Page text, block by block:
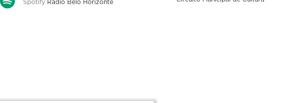
Spotify Rádio Belo Horizonte